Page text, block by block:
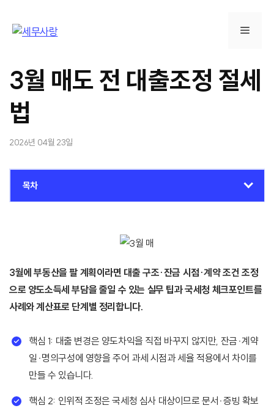
메
뉴
3월 매도 전 대출조정 절세
법
2026년 04월 23일
목차
3월에 부동산을 팔 계획이라면 대출 구조·잔금 시점·계약 조건 조정
으로 양도소득세 부담을 줄일 수 있는 실무 팁과 국세청 체크포인트를
사례와 계산표로 단계별 정리합니다.
핵심 1: 대출 변경은 양도차익을 직접 바꾸지 않지만, 잔금·계약
일·명의구성에 영향을 주어 과세 시점과 세율 적용에서 차이를
만들 수 있습니다.
핵심 2: 인위적 조정은 국세청 심사 대상이므로 문서·증빙 확보